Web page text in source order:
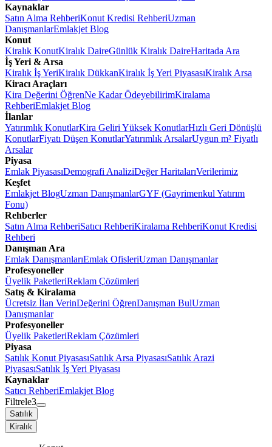
Kaynaklar
Satın Alma RehberiKonut Kredisi RehberiUzman
DanışmanlarEmlakjet Blog
Konut
Kiralık KonutKiralık DaireGünlük Kiralık DaireHaritada Ara
İş Yeri & Arsa
Kiralık İş YeriKiralık DükkanKiralık İş Yeri PiyasasıKiralık Arsa
Kiracı Araçları
Kira Değerini ÖğrenNe Kadar ÖdeyebilirimKiralama
RehberiEmlakjet Blog
İlanlar
Yatırımlık KonutlarKira Geliri Yüksek KonutlarHızlı Geri Dönüşlü
KonutlarFiyatı Düşen KonutlarYatırımlık ArsalarUygun m² Fiyatlı
Arsalar
Piyasa
Emlak PiyasasıDemografi AnaliziDeğer HaritalarıVerilerimiz
Keşfet
Emlakjet BlogUzman DanışmanlarGYF (Gayrimenkul Yatırım
Fonu)
Rehberler
Satın Alma RehberiSatıcı RehberiKiralama RehberiKonut Kredisi
Rehberi
Danışman Ara
Emlak DanışmanlarıEmlak OfisleriUzman Danışmanlar
Profesyoneller
Üyelik PaketleriReklam Çözümleri
Satış & Kiralama
Ücretsiz İlan VerinDeğerini ÖğrenDanışman BulUzman
Danışmanlar
Profesyoneller
Üyelik PaketleriReklam Çözümleri
Piyasa
Satılık Konut PiyasasıSatılık Arsa PiyasasıSatılık Arazi
PiyasasıSatılık İş Yeri Piyasası
Kaynaklar
Satıcı RehberiEmlakjet Blog
Filtrele3
Satılık
Kiralık